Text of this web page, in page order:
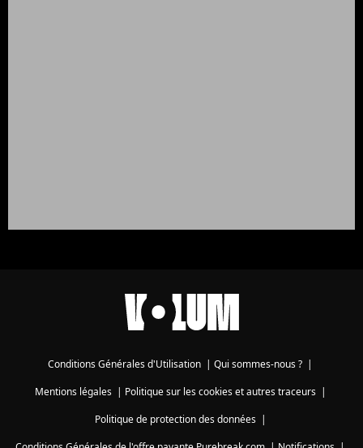
Conditions Générales d'Utilisation | Qui sommes-nous ? |
Mentions légales| Politique sur les cookies et autres traceurs|
Politique de protection des données|